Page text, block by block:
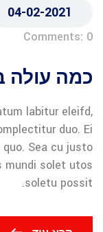
04-02-2021
Comments: 0
כמה עולה
labitur eleifd,
duo. Ei
Sea cu justo
mundi solet utos
soletu possit.